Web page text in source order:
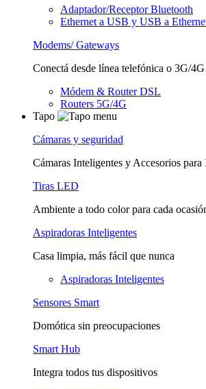
Adaptador/Receptor Bluetooth
Ethernet a USB y USB a
Modems/ Gateways
Conectá desde línea telefónica o 3G/4G
Módem & Router DSL
Routers 5G/4G
Tapo
Cámaras y seguridad
Cámaras Inteligentes y Accesorios
Tiras LED
Ambiente a todo color para cada
Aspiradoras Inteligentes
Casa limpia, más fácil que nunca
Aspiradoras Inteligentes
Sensores Smart
Domótica sin preocupaciones
Smart Hub
Integra todos tus dispositivos